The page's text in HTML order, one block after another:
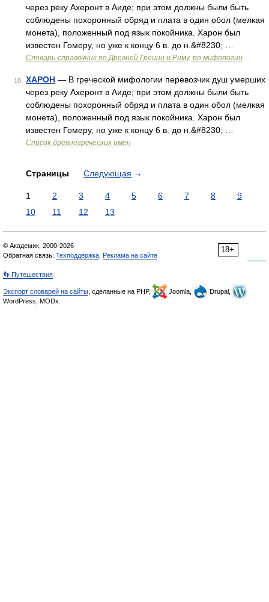
через реку Ахеронт в Аиде; при этом должны были быть
соблюдены похоронный обряд и плата в один обол (мелкая
монета), положенный под язык покойника. Харон был
известен Гомеру, но уже к концу 6 в. до н.&#8230; …
Cловарь-справочник по Древней Греции и Риму, по мифологии
10 ХАРОН — В греческой мифологии перевозчик душ умерших
через реку Ахеронт в Аиде; при этом должны были быть
соблюдены похоронный обряд и плата в один обол (мелкая
монета), положенный под язык покойника. Харон был
известен Гомеру, но уже к концу 6 в. до н.&#8230; …
Список древнегреческих имен
Страницы Следующая →
1 2 3 4 5 6 7 8
9
10
11 12 13
18+
© Академик, 2000-2026
Обратная связь: Техподдержка Реклама на сайте
👣 Путешествия
Экспорт словарей на сайты , сделанные на PHP, Joomla,
Drupal,
WordPress, MODx.